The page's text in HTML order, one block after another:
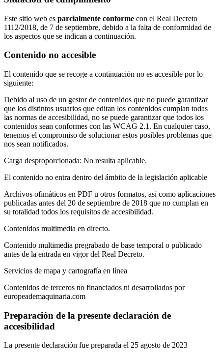
Este sitio web es parcialmente conforme con el Real Decreto
1112/2018, de 7 de septiembre, debido a la falta de conformidad de
los aspectos que se indican a continuación.
Contenido no accesible
El contenido que se recoge a continuación no es accesible por lo
siguiente:
Debido al uso de un gestor de contenidos que no puede garantizar
que los distintos usuarios que editan los contenidos cumplan todas
las normas de accesibilidad, no se puede garantizar que todos los
contenidos sean conformes con las WCAG 2.1. En cualquier caso,
tenemos el compromiso de solucionar estos posibles problemas que
nos sean notificados.
Carga desproporcionada: No resulta aplicable.
El contenido no entra dentro del ámbito de la legislación aplicable
Archivos ofimáticos en PDF u otros formatos, así como aplicaciones
publicadas antes del 20 de septiembre de 2018 que no cumplan en
su totalidad todos los requisitos de accesibilidad.
Contenidos multimedia en directo.
Contenido multimedia pregrabado de base temporal o publicado
antes de la entrada en vigor del Real Decreto.
Servicios de mapa y cartografía en línea
Contenidos de terceros no financiados ni desarrollados por
europeademaquinaria.com
Preparación de la presente declaración de
accesibilidad
La presente declaración fue preparada el 25 agosto de 2023